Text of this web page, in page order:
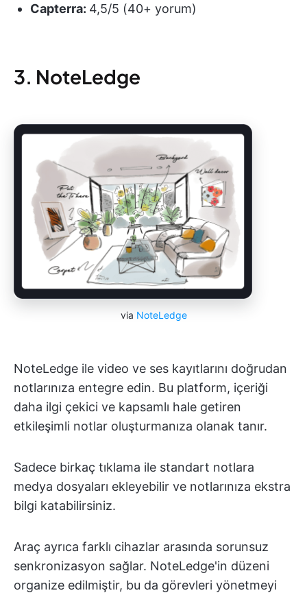
Capterra: 4,5/5 (40+ yorum)
3. NoteLedge
via NoteLedge
NoteLedge ile video ve ses kayıtlarını doğrudan
notlarınıza entegre edin. Bu platform, içeriği
daha ilgi çekici ve kapsamlı hale getiren
etkileşimli notlar oluşturmanıza olanak tanır.
Sadece birkaç tıklama ile standart notlara
medya dosyaları ekleyebilir ve notlarınıza ekstra
bilgi katabilirsiniz.
Araç ayrıca farklı cihazlar arasında sorunsuz
senkronizasyon sağlar. NoteLedge'in düzeni
organize edilmiştir, bu da görevleri yönetmeyi